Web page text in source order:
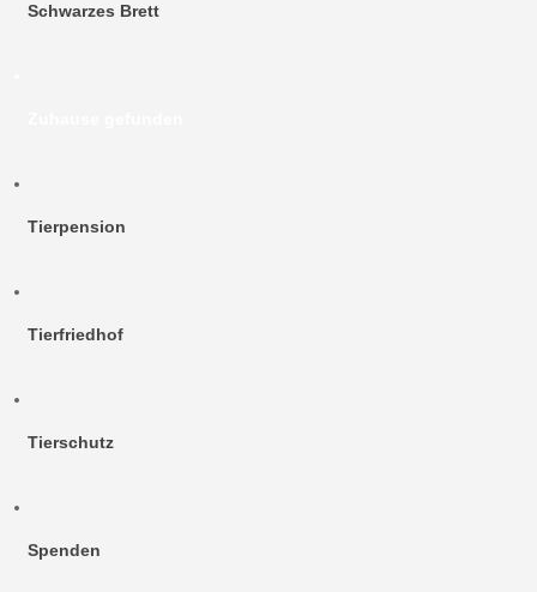
Schwarzes Brett
Tierpension
Tierfriedhof
Tierschutz
Spenden